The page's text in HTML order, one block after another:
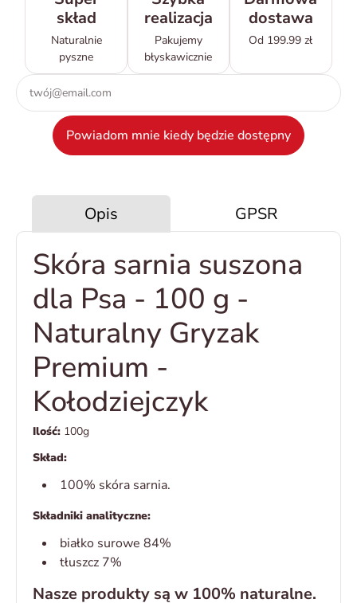
skład
Naturalnie
pyszne
realizacja
Pakujemy
błyskawicznie
dostawa
Od 199.99 zł
Powiadom mnie kiedy będzie dostępny
Opis GPSR
Skóra sarnia suszona
dla Psa - 100 g -
Naturalny Gryzak
Premium -
Kołodziejczyk
Ilość: 100g
Skład:
100% skóra sarnia.
Składniki analityczne:
białko surowe 84%
tłuszcz 7%
Nasze produkty są w 100% naturalne.